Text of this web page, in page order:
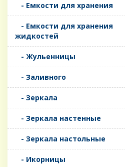
- Емкости для хранения
- Емкости для хранения
жидкостей
- Жульенницы
- Заливного
- Зеркала
- Зеркала настенные
- Зеркала настольные
- Икорницы